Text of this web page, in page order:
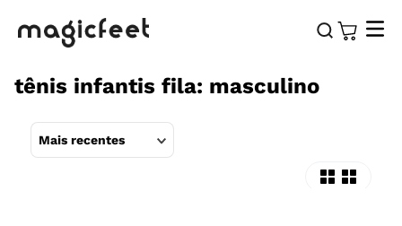
tênis infantis fila: masculino
Mais recentes